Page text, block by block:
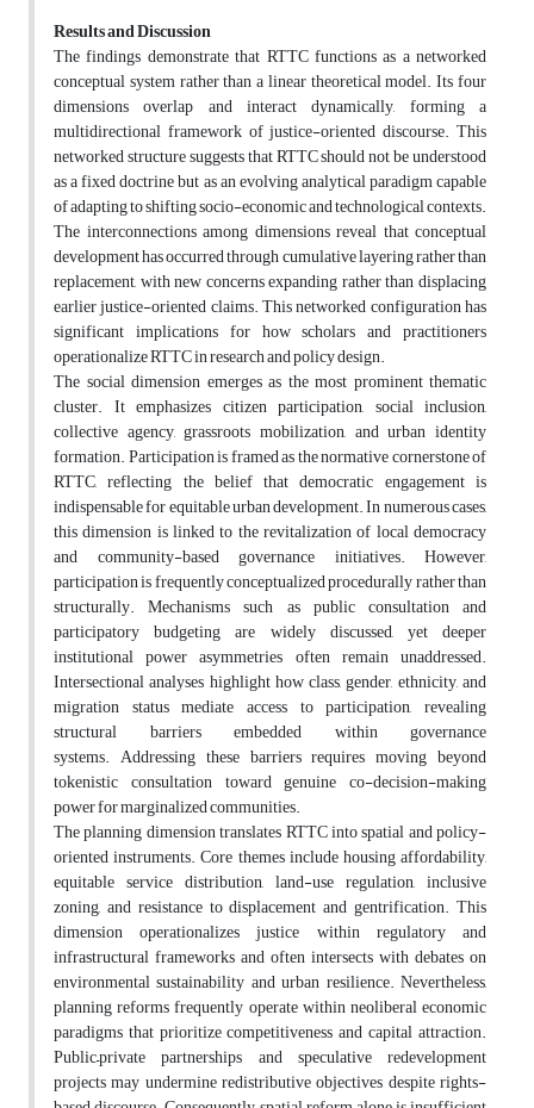
Results and Discussion
The findings demonstrate that RTTC functions as a networked
conceptual system rather than a linear theoretical model. Its four
dimensions overlap and interact dynamically, forming a
multidirectional framework of justice-oriented discourse. This
networked structure suggests that RTTC should not be understood
as a fixed doctrine but as an evolving analytical paradigm capable
of adapting to shifting socio-economic and technological contexts.
The interconnections among dimensions reveal that conceptual
development has occurred through cumulative layering rather than
replacement, with new concerns expanding rather than displacing
earlier justice-oriented claims. This networked configuration has
significant implications for how scholars and practitioners
operationalize RTTC in research and policy design.
The social dimension emerges as the most prominent thematic
cluster. It emphasizes citizen participation, social inclusion,
collective agency, grassroots mobilization, and urban identity
formation. Participation is framed as the normative cornerstone of
RTTC, reflecting the belief that democratic engagement is
indispensable for equitable urban development. In numerous cases,
this dimension is linked to the revitalization of local democracy
and community-based governance initiatives. However,
participation is frequently conceptualized procedurally rather than
structurally. Mechanisms such as public consultation and
participatory budgeting are widely discussed, yet deeper
institutional power asymmetries often remain unaddressed.
Intersectional analyses highlight how class, gender, ethnicity, and
migration status mediate access to participation, revealing
structural barriers embedded within governance
systems. Addressing these barriers requires moving beyond
tokenistic consultation toward genuine co-decision-making
power for marginalized communities.
The planning dimension translates RTTC into spatial and policy-
oriented instruments. Core themes include housing affordability,
equitable service distribution, land-use regulation, inclusive
zoning, and resistance to displacement and gentrification. This
dimension operationalizes justice within regulatory and
infrastructural frameworks and often intersects with debates on
environmental sustainability and urban resilience. Nevertheless,
planning reforms frequently operate within neoliberal economic
paradigms that prioritize competitiveness and capital attraction.
Public–private partnerships and speculative redevelopment
projects may undermine redistributive objectives despite rights-